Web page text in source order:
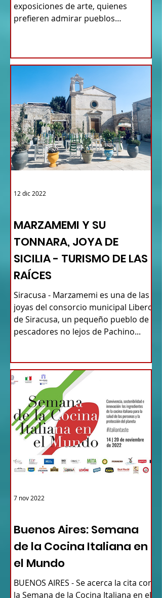
exposiciones de arte, quienes
prefieren admirar pueblos
MARZAMEMI Y SU
TONNARA, JOYA DE
SICILIA - TURISMO DE LAS
RAÍCES
Siracusa - Marzamemi es una de las
joyas del consorcio municipal Libero
de Siracusa, un pequeño pueblo de
pescadores no lejos de Pachino...
12 dic 2022
Buenos Aires: Semana
de la Cocina Italiana en
el Mundo
BUENOS AIRES - Se acerca la cita con
la Semana de la Cocina Italiana en el
7 nov 2022